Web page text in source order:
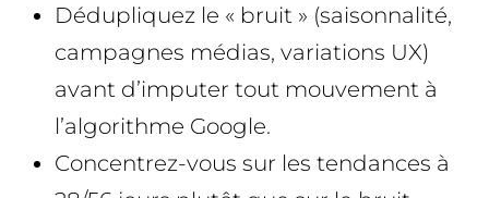
Dédupliquez le « bruit » (saisonnalité,
campagnes médias, variations UX)
avant d’imputer tout mouvement à
l’algorithme Google.
Concentrez-vous sur les tendances à